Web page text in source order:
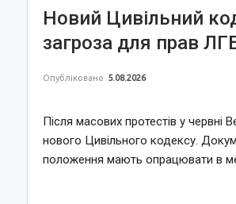
Новий Цивільний
загроза для прав
Опубліковано 5.08.2026
Після масових протестів у
нового Цивільного кодексу.
положення мають опрацювати в